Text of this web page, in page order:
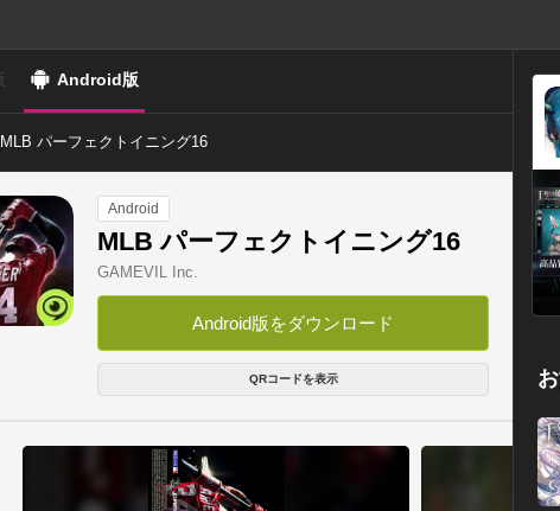
Android版
MLB パーフェクトイニング16
Android
MLB パーフェクトイニング16
GAMEVIL Inc.
Android版をダウンロード
QRコードを表示